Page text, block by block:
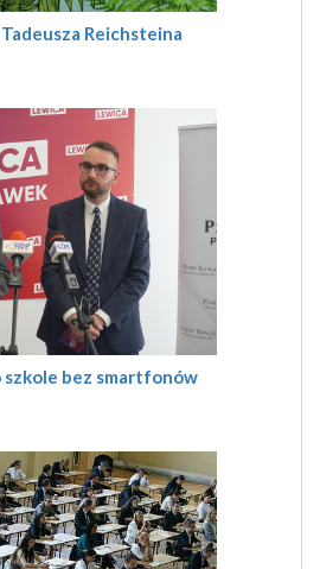
Reichsteina
szkole bez smartfonów